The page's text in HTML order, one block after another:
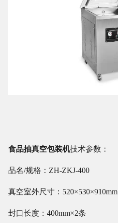
食品抽真空包装机技术参数：
品名/规格：ZH-ZKJ-400
真空室外尺寸：520×530×910mm
封口长度：400mm×2条